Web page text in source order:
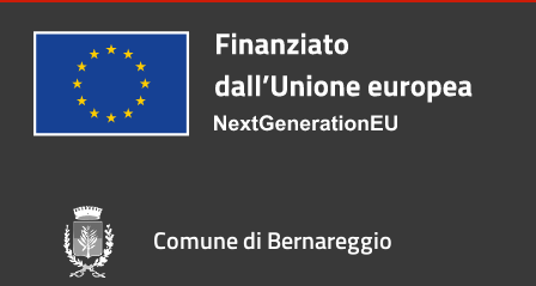
Comune di Bernareggio